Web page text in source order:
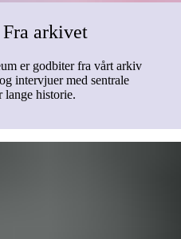
Fra arkivet
er godbiter fra vårt arkiv
intervjuer med sentrale
lange historie.